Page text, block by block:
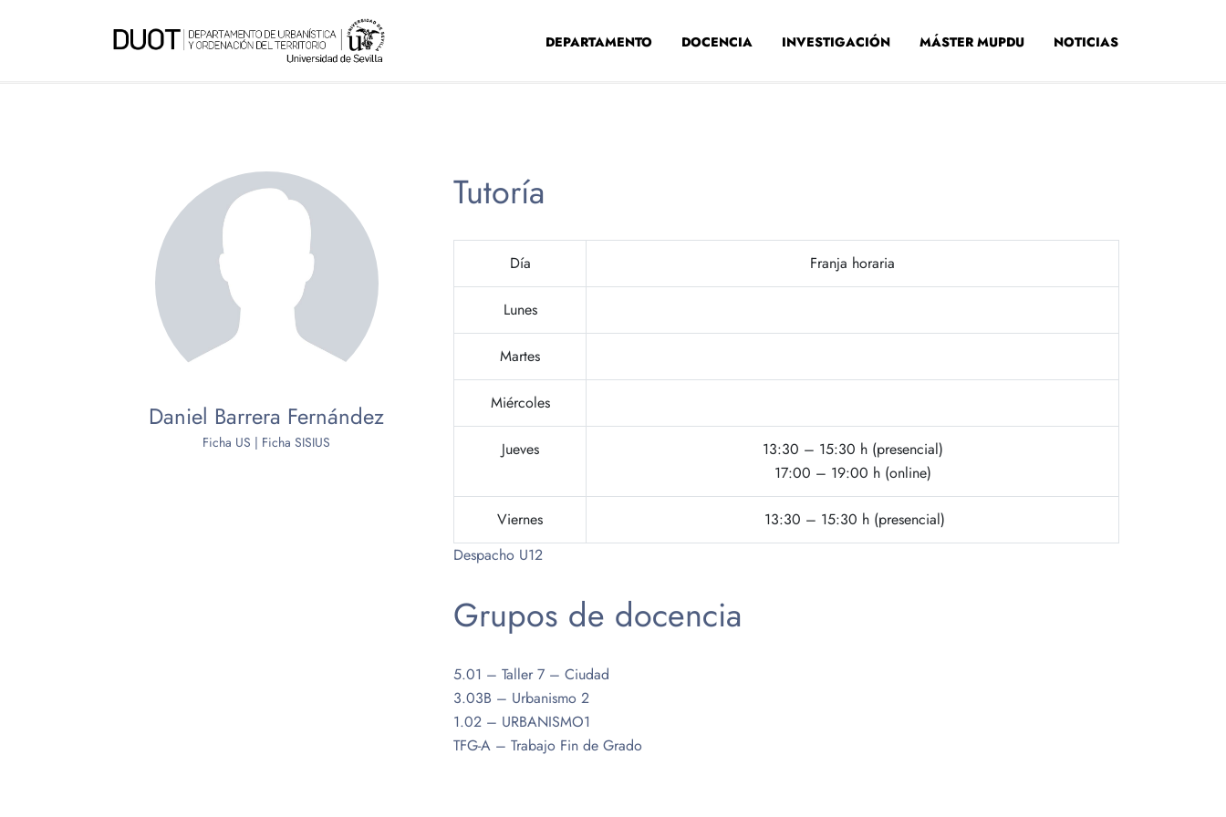
DEPARTAMENTO DOCENCIA INVESTIGACIÓN MÁSTER MUPDU NOTICIAS
Daniel Barrera Fernández
Ficha US | Ficha SISIUS
Tutoría
Día Franja horaria
Lunes
Martes
Miércoles
Jueves
13:30 – 15:30 h (presencial)
17:00 – 19:00 h (online)
Viernes
13:30 – 15:30 h (presencial)
Despacho U12
Grupos de docencia
5.01 – Taller 7 – Ciudad
3.03B – Urbanismo 2
1.02 – URBANISMO1
TFG-A – Trabajo Fin de Grado